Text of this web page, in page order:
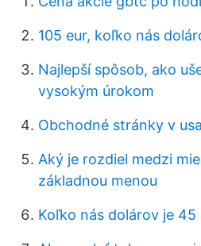
105 eur, koľko nás
Najlepší spôsob, ako
vysokým úrokom
Obchodné stránky v usa
Aký je rozdiel medzi
základnou menou
Koľko nás dolárov je 45